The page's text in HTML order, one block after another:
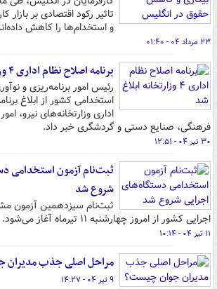
تاثیر رکود اقتصادی بر بازار
و استخدام‌ها را کاهش
۲۳ مرداد ۰۴ - ۰۱:۴۰
برنامه اصلاح نظام اداری ۴ وزارتخانه ابلاغ شد
رئیس امور برنامه‌ریزی و
استخدامی کشور از ابلاغ
اداری وزارتخانه‌های نیرو،
فرهنگی، صنایع دستی و گردشگری خبر داد.
۳۰ تیر ۰۴ - ۱۲:۵۱
ثبت‌نام آزمون استخدامی
شروع شد
ثبت‌نام سیزدهمین آزمون
اجرایی کشور از امروز چهارشنبه ۱۱ تیرماه آغاز می‌شود.
۱۱ تیر ۰۴ - ۱۰:۱۴
مراحل اصلی جذب
۹ تیر ۰۴ - ۱۴:۲۷